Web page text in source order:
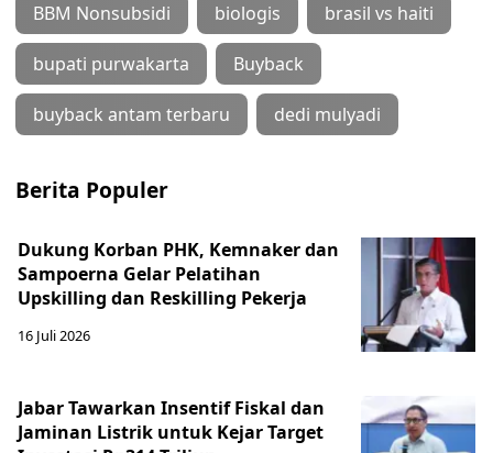
BBM Nonsubsidi biologis brasil vs haiti
bupati purwakarta Buyback
buyback antam terbaru dedi mulyadi
Berita Populer
Dukung Korban PHK, Kemnaker dan
Sampoerna Gelar Pelatihan
Upskilling dan Reskilling Pekerja
16 Juli 2026
Jabar Tawarkan Insentif Fiskal dan
Jaminan Listrik untuk Kejar Target